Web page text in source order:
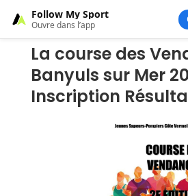
La course des
Banyuls sur Mer
Inscription
Follow My Sport
Ouvre dans l’app